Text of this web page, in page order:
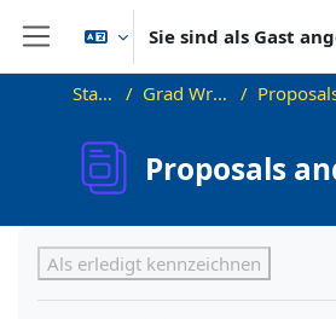
Zum Hauptinhalt
Website-Übersicht
Sie sind als Gast
Startseite Grad Writing Group
Proposals
Als erledigt kennzeichnen